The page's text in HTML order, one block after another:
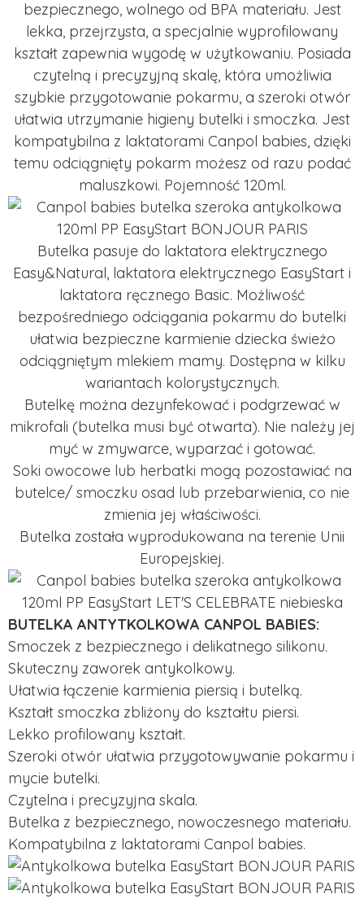
bezpiecznego, wolnego od BPA materiału. Jest
lekka, przejrzysta, a specjalnie wyprofilowany
kształt zapewnia wygodę w użytkowaniu. Posiada
czytelną i precyzyjną skalę, która umożliwia
szybkie przygotowanie pokarmu, a szeroki otwór
ułatwia utrzymanie higieny butelki i smoczka. Jest
kompatybilna z laktatorami Canpol babies, dzięki
temu odciągnięty pokarm możesz od razu podać
maluszkowi. Pojemność 120ml.
Butelka pasuje do laktatora elektrycznego
Easy&Natural, laktatora elektrycznego EasyStart i
laktatora ręcznego Basic. Możliwość
bezpośredniego odciągania pokarmu do butelki
ułatwia bezpieczne karmienie dziecka świeżo
odciągniętym mlekiem mamy. Dostępna w kilku
wariantach kolorystycznych.
Butelkę można dezynfekować i podgrzewać w
mikrofali (butelka musi być otwarta). Nie należy jej
myć w zmywarce, wyparzać i gotować.
Soki owocowe lub herbatki mogą pozostawiać na
butelce/ smoczku osad lub przebarwienia, co nie
zmienia jej właściwości.
Butelka została wyprodukowana na terenie Unii
Europejskiej.
BUTELKA ANTYTKOLKOWA CANPOL BABIES:
Smoczek z bezpiecznego i delikatnego silikonu.
Skuteczny zaworek antykolkowy.
Ułatwia łączenie karmienia piersią i butelką.
Kształt smoczka zbliżony do kształtu piersi.
Lekko profilowany kształt.
Szeroki otwór ułatwia przygotowywanie pokarmu i
mycie butelki.
Czytelna i precyzyjna skala.
Butelka z bezpiecznego, nowoczesnego materiału.
Kompatybilna z laktatorami Canpol babies.